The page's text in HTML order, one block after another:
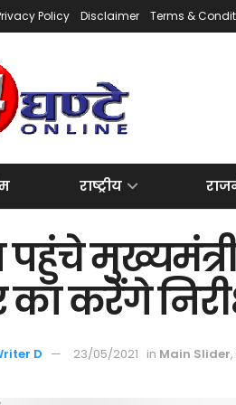
Policy Disclaimer Terms &
राष्ट्रीय
पहुंचे
करेंगे
D 23/05/2021 in Main Slider,